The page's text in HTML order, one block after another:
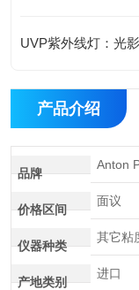
UVP紫外线灯：光
产品介绍
品牌
Anton
价格区间
面议
仪器种类
其它粘
产地类别
进口